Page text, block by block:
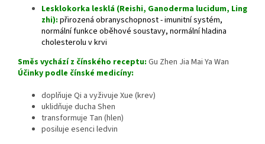
Lesklokorka lesklá (Reishi, Ganoderma lucidum, Ling
zhi): přirozená obranyschopnost - imunitní systém,
normální funkce oběhové soustavy, normální hladina
cholesterolu v krvi
Směs vychází z čínského receptu: Gu Zhen Jia Mai Ya Wan
Účinky podle čínské medicíny:
doplňuje Qi a vyživuje Xue (krev)
uklidňuje ducha Shen
transformuje Tan (hlen)
posiluje esenci ledvin